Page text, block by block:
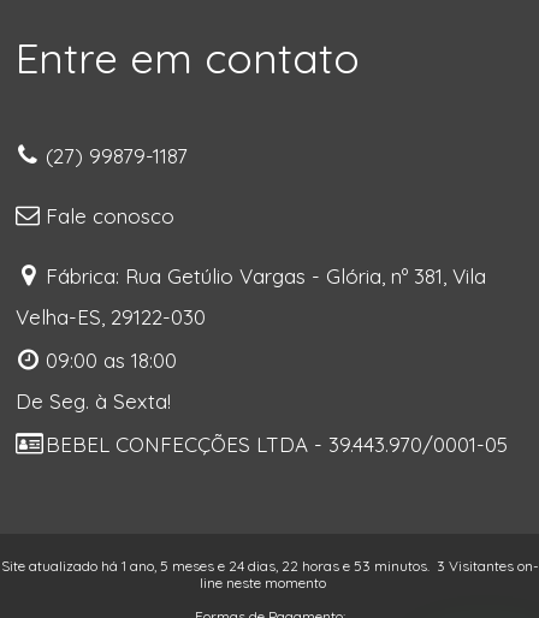
Entre em contato
(27) 99879-1187
Fale conosco
Fábrica: Rua Getúlio Vargas - Glória, nº 381, Vila
Velha-ES, 29122-030
09:00 as 18:00
De Seg. à Sexta!
BEBEL CONFECÇÕES LTDA - 39.443.970/0001-05
Site atualizado há 1 ano, 5 meses e 24 dias, 22 horas e 53 minutos. 3 Visitantes on-
line neste momento